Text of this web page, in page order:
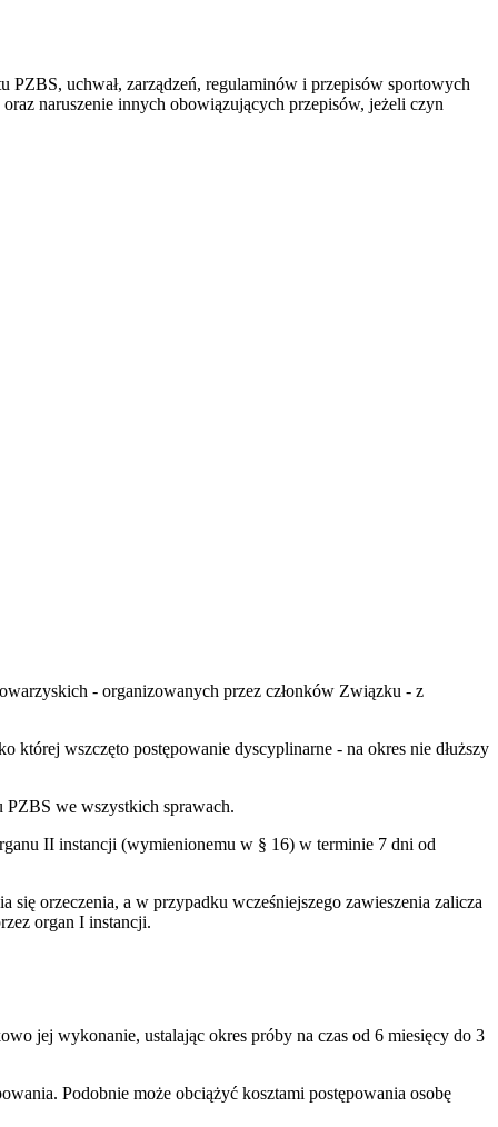
uchwał, zarządzeń, regulaminów i przepisów sportowych
naruszenie innych obowiązujących przepisów, jeżeli czyn
- organizowanych przez członków Związku - z
wszczęto postępowanie dyscyplinarne - na okres nie dłuższy
PZBS we wszystkich sprawach.
II instancji (wymienionemu w § 16) w terminie 7 dni od
orzeczenia, a w przypadku wcześniejszego zawieszenia zalicza
organ I instancji.
jej wykonanie, ustalając okres próby na czas od 6 miesięcy do 3
Podobnie może obciążyć kosztami postępowania osobę